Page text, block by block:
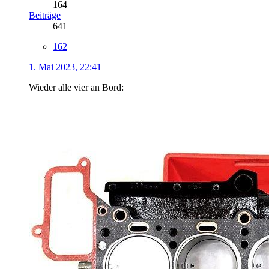
164
Beiträge
641
162
1. Mai 2023, 22:41
Wieder alle vier an Bord: